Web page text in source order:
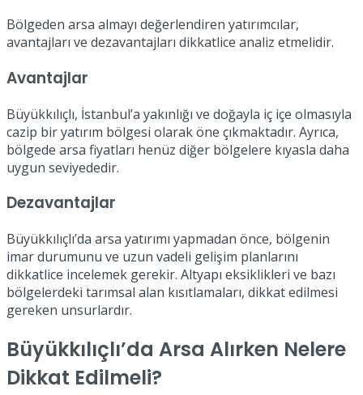
Bölgeden arsa almayı değerlendiren yatırımcılar,
avantajları ve dezavantajları dikkatlice analiz etmelidir.
Avantajlar
Büyükkılıçlı, İstanbul’a yakınlığı ve doğayla iç içe olmasıyla
cazip bir yatırım bölgesi olarak öne çıkmaktadır. Ayrıca,
bölgede arsa fiyatları henüz diğer bölgelere kıyasla daha
uygun seviyededir.
Dezavantajlar
Büyükkılıçlı’da arsa yatırımı yapmadan önce, bölgenin
imar durumunu ve uzun vadeli gelişim planlarını
dikkatlice incelemek gerekir. Altyapı eksiklikleri ve bazı
bölgelerdeki tarımsal alan kısıtlamaları, dikkat edilmesi
gereken unsurlardır.
Büyükkılıçlı’da Arsa Alırken Nelere
Dikkat Edilmeli?